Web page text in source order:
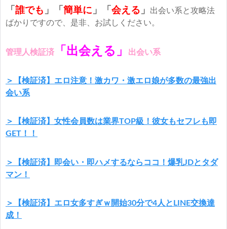
「 誰でも 」「 簡単に 」 「 会える 」
出会い系と攻略法
ばかりですので、是非、お試しください。
管理人検証済 「出会える」 出会い系
＞【検証済】エロ注意！激カワ・激エロ娘が多数の最強出
会い系
＞【検証済】女性会員数は業界TOP級！彼女もセフレも即
GET！！
＞【検証済】即会い・即ハメするならココ！爆乳JDとタダ
マン！
＞【検証済】エロ女多すぎｗ開始30分で4人とLINE交換達
成！